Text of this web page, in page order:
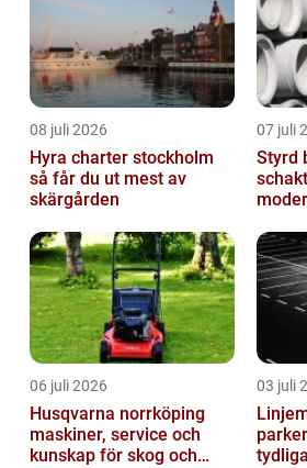
08 juli 2026
Hyra charter stockholm
så får du ut mest av
skärgården
07 juli
Styrd
06 juli 2026
Husqvarna norrköping
maskiner, service och
kunskap för skog och
03 juli